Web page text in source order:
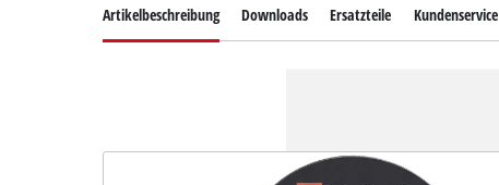
Artikelbeschreibung Downloads Ersatzteile Kundenservice